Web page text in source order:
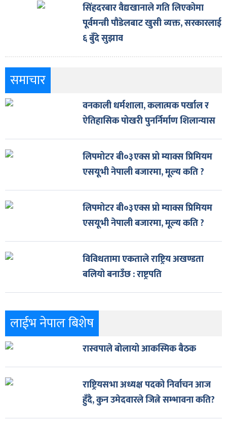
सिंहदरबार वैद्यखानाले गति लिएकोमा
पूर्वमन्त्री पौडेलबाट खुसी व्यक्त, सरकारलाई
६ बुँदे सुझाव
समाचार
वनकाली धर्मशाला, कलात्मक पर्खाल र
ऐतिहासिक पोखरी पुनर्निर्माण शिलान्यास
लिपमोटर बी०३एक्स प्रो म्याक्स प्रिमियम
एसयूभी नेपाली बजारमा, मूल्य कति ?
लिपमोटर बी०३एक्स प्रो म्याक्स प्रिमियम
एसयूभी नेपाली बजारमा, मूल्य कति ?
विविधतामा एकताले राष्ट्रिय अखण्डता
बलियो बनाउँछ : राष्ट्रपति
लाईभ नेपाल बिशेष
रास्वपाले बोलायो आकस्मिक बैठक
राष्ट्रियसभा अध्यक्ष पदको निर्वाचन आज
हुँदै, कुन उमेदवारले जित्ने सम्भावना कति?